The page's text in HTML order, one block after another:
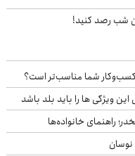
شب رصد کنید!
کسب‌وکار شما مناسب‌تر است؟
ویژگی ها را باید بلد باشد